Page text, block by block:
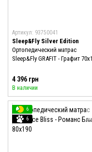
Артикул: 93750041
Sleep&Fly Silver Edition
Ортопедический матрас
Sleep&Fly GRAFIT - Графит
4 396 грн
В наличии
6
6